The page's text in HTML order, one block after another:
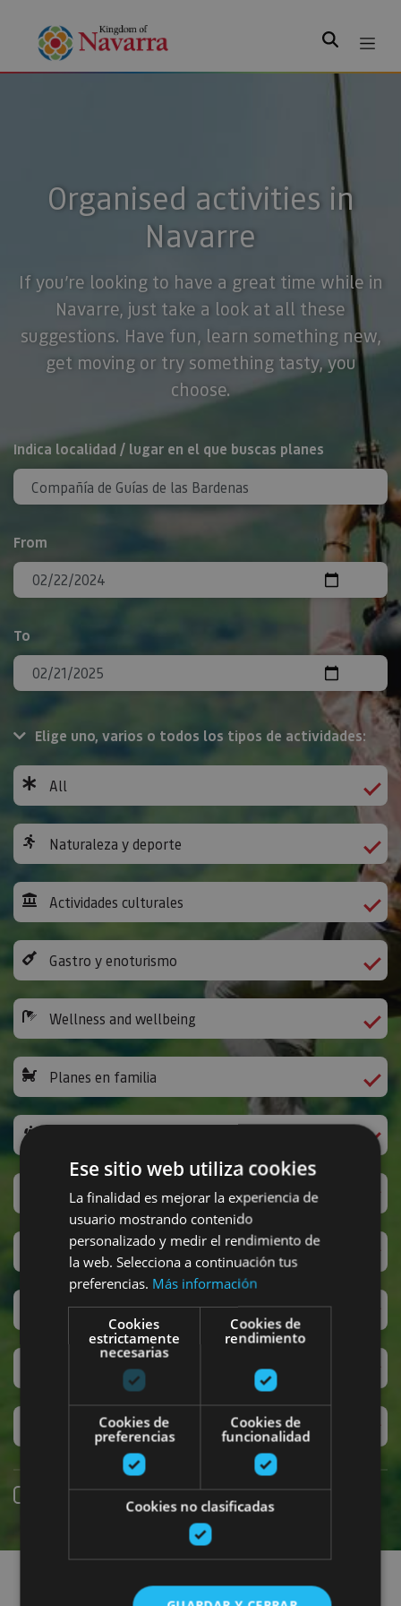
Search
Organised activities in
Navarre
If you’re looking to have a great time while in
Navarre, just take a look at all these
suggestions. Have fun, learn something new,
get moving or try something tasty, you
choose.
Search
Indica localidad / lugar en el que buscas planes
From
To
Elige uno, varios o todos los tipos de actividades:
All
Naturaleza y deporte
Actividades culturales
Gastro y enoturismo
Wellness and wellbeing
Planes en familia
Leisure activities and others
San Fermin
Accesibilidad
Turismo regenerativo
Experiencias exclusivas
Online booking
Find plans
Ese sitio web utiliza cookies
La finalidad es mejorar la experiencia de
usuario mostrando contenido
personalizado y medir el rendimiento de
la web. Selecciona a continuación tus
preferencias. Más información
Cookies
estrictamente
necesarias
Cookies de
rendimiento
Cookies de
preferencias
Cookies de
funcionalidad
Cookies no clasificadas